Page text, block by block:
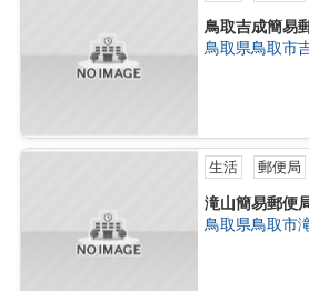
鳥取吉成簡易
鳥取県鳥取市
生活 郵便局
滝山簡易郵便
鳥取県鳥取市